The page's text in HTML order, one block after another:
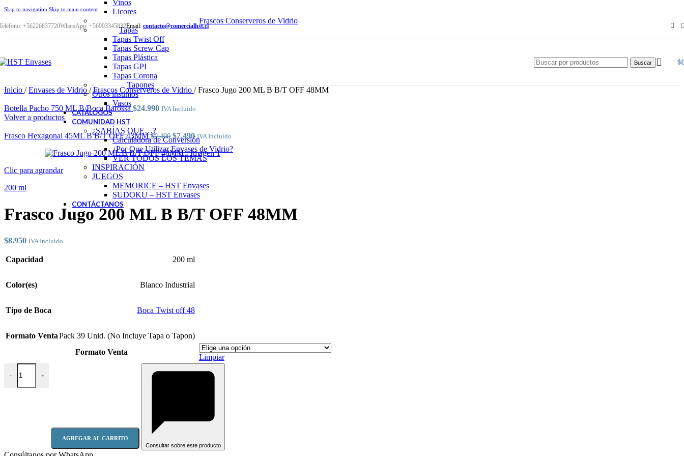
Skip to navigation Skip to main content
+56226837720WhatsApp: +56993345832Email: contacto@comercialhst.cl
Vinos
Licores
Frascos Conserveros de Vidrio
Tapas
Tapas Twist Off
Tapas Screw Cap
Tapas Plástica
Tapas GPI
Tapas Corona
Tapones
Otros insumos
Vasos
CATÁLOGOS
COMUNIDAD HST
¿SABÍAS QUE…?
Calculadora de Conversión
¿Por Que Utilizar Envases de Vidrio?
VER TODOS LOS TEMAS
INSPIRACIÓN
JUEGOS
MEMORICE – HST Envases
SUDOKU – HST Envases
CONTÁCTANOS
Buscar $
Inicio / Envases de Vidrio / Frascos Conserveros de Vidrio / Frasco Jugo 200 ML B B/T OFF 48MM
Botella Pacho 750 ML B/Boca Barossa$24.990 IVA Incluido
Volver a productos
Frasco Hexagonal 45ML B B/T OFF 43MM$9.400 El
precio
original
era:
$7.490El
precio
actual
es:
IVA Incluido
Clic para agrandar
200 ml
Frasco Jugo 200 ML B B/T OFF 48MM
$8.950 IVA Incluido
Capacidad 200 ml
Color(es) Blanco Industrial
Tipo de Boca Boca Twist off 48
Formato VentaPack 39 Unid. (No Incluye Tapa o Tapon)
Formato Venta
Limpiar
-
Frasco Jugo 200 ML B B/T OFF 48MM cantidad
+
AGREGAR AL CARRITO
Consultar sobre este producto